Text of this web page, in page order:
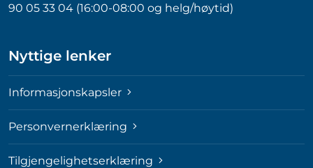
90 05 33 04 (16:00-08:00 og helg/høytid)
Nyttige lenker
Informasjonskapsler
Personvernerklæring
Tilgjengelighetserklæring